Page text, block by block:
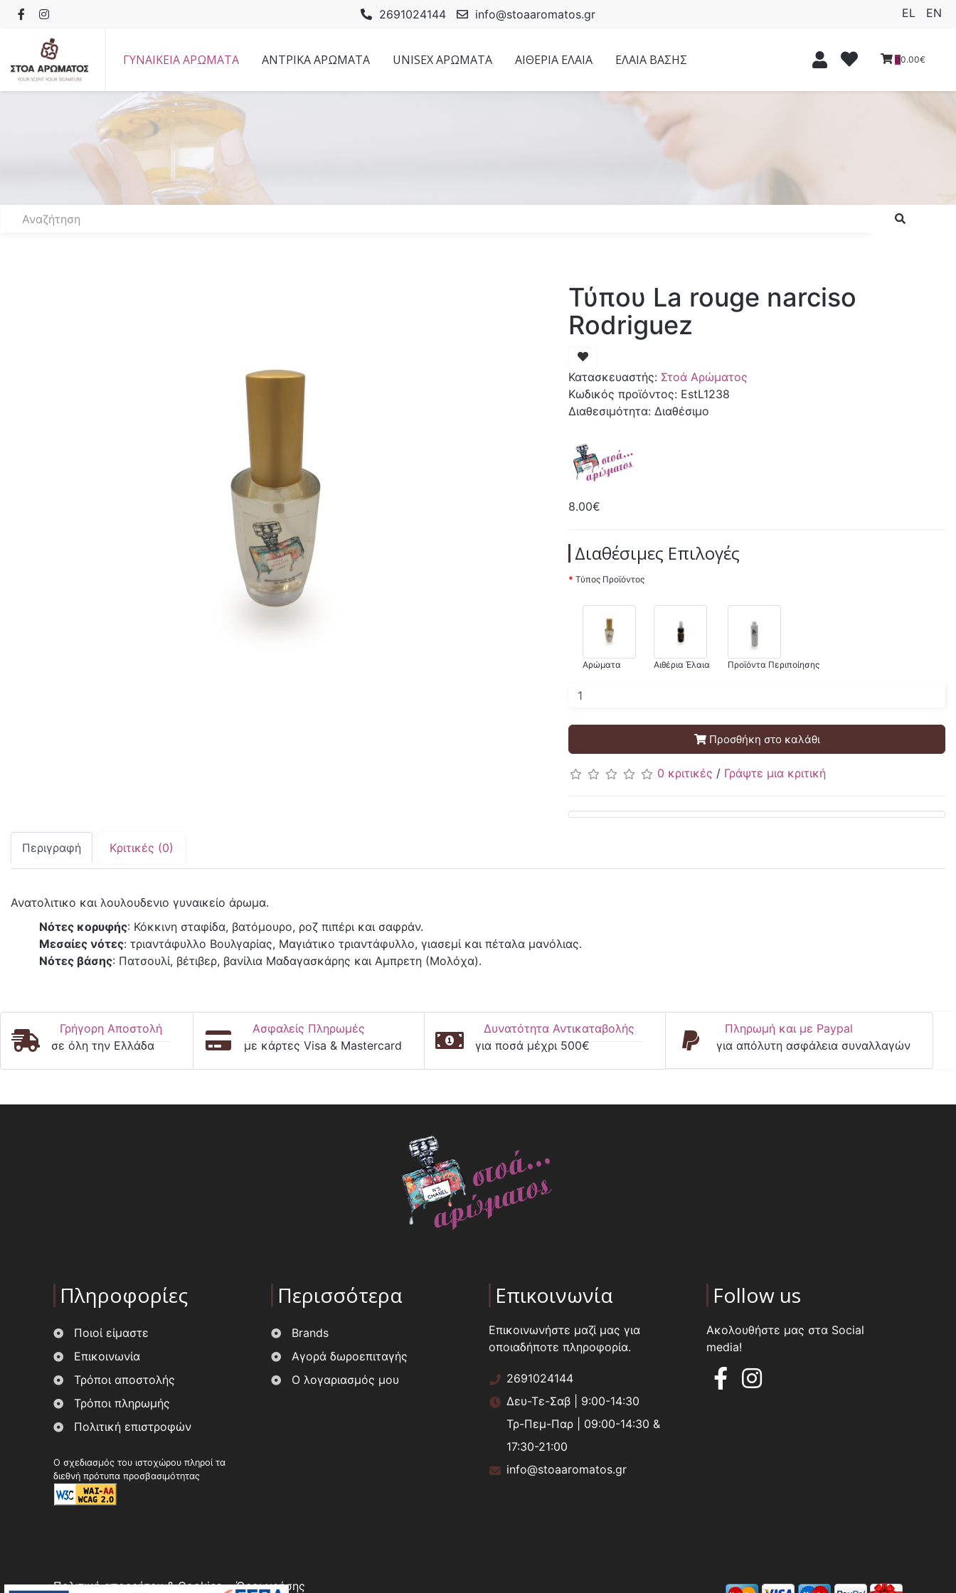
2691024144 info@stoaaromatos.gr EL EN
ΓΥΝΑΙΚΕΙΑ ΑΡΩΜΑΤΑ ΑΝΤΡΙΚΑ ΑΡΩΜΑΤΑ UNISEX ΑΡΩΜΑΤΑ ΑΙΘΕΡΙΑ ΕΛΑΙΑ ΕΛΑΙΑ ΒΑΣΗΣ 00.00€
Τύπου La rouge narciso
Rodriguez
Κατασκευαστής: Στοά Αρώματος
Κωδικός προϊόντος: EstL1238
Διαθεσιμότητα: Διαθέσιμο
8.00€
Διαθέσιμες Επιλογές
Τύπος Προϊόντος
Αρώματα Αιθέρια Έλαια Προϊόντα Περιποίησης
Προσθήκη στο καλάθι
0 κριτικές / Γράψτε μια κριτική
Περιγραφή Κριτικές (0)
Ανατολιτικο και λουλουδενιο γυναικείο άρωμα.
Νότες κορυφής: Κόκκινη σταφίδα, βατόμουρο, ροζ πιπέρι και σαφράν.
Μεσαίες νότες: τριαντάφυλλο Βουλγαρίας, Μαγιάτικο τριαντάφυλλο, γιασεμί και πέταλα μανόλιας.
Νότες βάσης: Πατσουλί, βέτιβερ, βανίλια Μαδαγασκάρης και Αμπρετη (Μολόχα).
Γρήγορη Αποστολή
σε όλη την Ελλάδα
Ασφαλείς Πληρωμές
με κάρτες Visa & Mastercard
Δυνατότητα Αντικαταβολής
για ποσά μέχρι 500€
Πληρωμή και με Paypal
για απόλυτη ασφάλεια συναλλαγών
Πληροφορίες
Ποιοί είμαστε
Επικοινωνία
Τρόποι αποστολής
Τρόποι πληρωμής
Πολιτική επιστροφών
Ο σχεδιασμός του ιστοχώρου πληροί τα
διεθνή πρότυπα προσβασιμότητας
Περισσότερα
Brands
Αγορά δωροεπιταγής
Ο λογαριασμός μου
Επικοινωνία
Επικοινωνήστε μαζί μας για
οποιαδήποτε πληροφορία.
2691024144
Δευ-Τε-Σαβ | 9:00-14:30
Τρ-Πεμ-Παρ | 09:00-14:30 &
17:30-21:00
info@stoaaromatos.gr
Follow us
Ακολουθήστε μας στα Social
media!
Πολιτική απορρήτου & Cookies Όροι χρήσης